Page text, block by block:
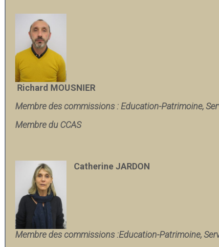
Richard MOUSNIER
Membre des commissions : Education-Patrimoine,
Membre du CCAS
Catherine JARDON
Membre des commissions :Education-Patrimoine,